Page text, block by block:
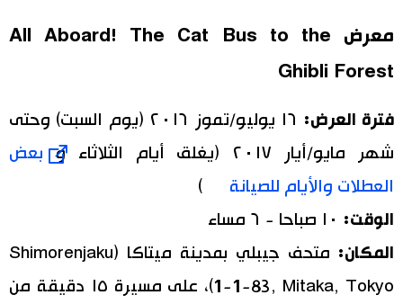
معرض All Aboard! The Cat Bus to the
Ghibli Forest
فترة العرض:
١٦ يوليو/تموز ٢٠١٦ (يوم السبت) وحتى
شهر مايو/أيار ٢٠١٧ (يغلق أيام الثلاثاء و
بعض
العطلات والأيام للصيانة
)
الوقت:
المكان:
متحف جيبلي بمدينة ميتاكا (Shimorenjaku
1-1-83, Mitaka, Tokyo)، على مسيرة ١٥ دقيقة من